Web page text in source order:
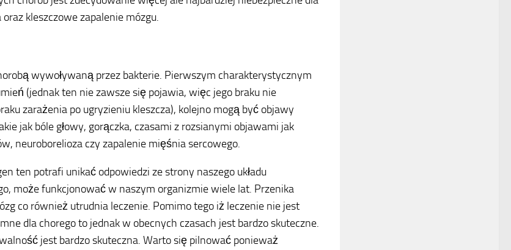
oraz kleszczowe zapalenie mózgu.
wywoływaną przez bakterie. Pierwszym charakterystycznym
(jednak ten nie zawsze się pojawia, więc jego braku nie
zarażenia po ugryzieniu kleszcza), kolejno mogą być objawy
jak bóle głowy, gorączka, czasami z rozsianymi objawami jak
neuroborelioza czy zapalenie mięśnia sercowego.
ten potrafi unikać odpowiedzi ze strony naszego układu
może funkcjonować w naszym organizmie wiele lat. Przenika
co również utrudnia leczenie. Pomimo tego iż leczenie nie jest
dla chorego to jednak w obecnych czasach jest bardzo skuteczne.
jest bardzo skuteczna. Warto się pilnować ponieważ